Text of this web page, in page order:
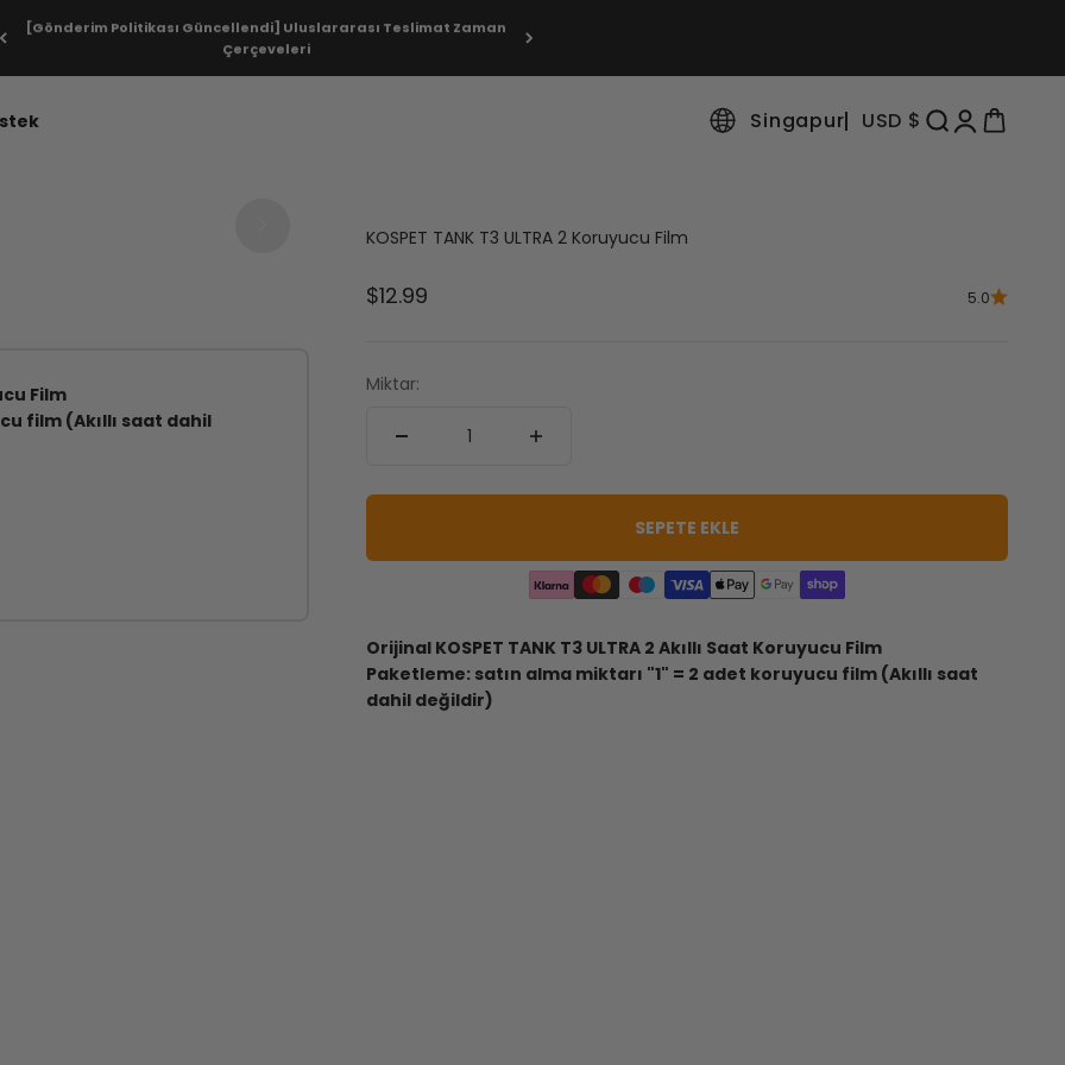
[Gönderim Politikası Güncellendi] Uluslararası Teslimat Zaman
Çerçeveleri
Singapur USD $ Aramayı aç
HesapSepeti aç
Film
film (Akıllı saat dahil
KOSPET TANK T3 ULTRA 2 Koruyucu Film
Satış fiyatı
$12.99 5.0
Miktar:
SEPETE EKLE
Orijinal KOSPET TANK T3 ULTRA 2 Akıllı Saat Koruyucu Film
Paketleme: satın alma miktarı "1" = 2 adet koruyucu film (Akıllı saat
dahil değildir)